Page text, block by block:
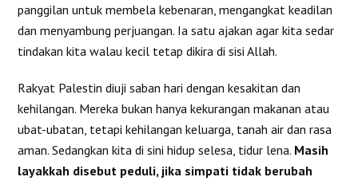
panggilan untuk membela kebenaran, mengangkat keadilan
dan menyambung perjuangan. Ia satu ajakan agar kita sedar
tindakan kita walau kecil tetap dikira di sisi Allah.
Rakyat Palestin diuji saban hari dengan kesakitan dan
kehilangan. Mereka bukan hanya kekurangan makanan atau
ubat-ubatan, tetapi kehilangan keluarga, tanah air dan rasa
aman. Sedangkan kita di sini hidup selesa, tidur lena. Masih
layakkah disebut peduli, jika simpati tidak berubah